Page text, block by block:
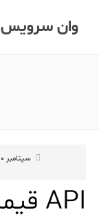
وان سرویس
سپتامبر 10, 2025
API قیمت ارز، طلا و سکه